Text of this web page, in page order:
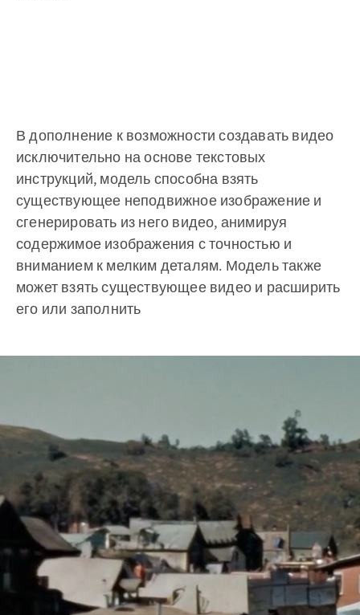
В дополнение к возможности создавать видео
исключительно на основе текстовых
инструкций, модель способна взять
существующее неподвижное изображение и
сгенерировать из него видео, анимируя
содержимое изображения с точностью и
вниманием к мелким деталям. Модель также
может взять существующее видео и расширить
его или заполнить